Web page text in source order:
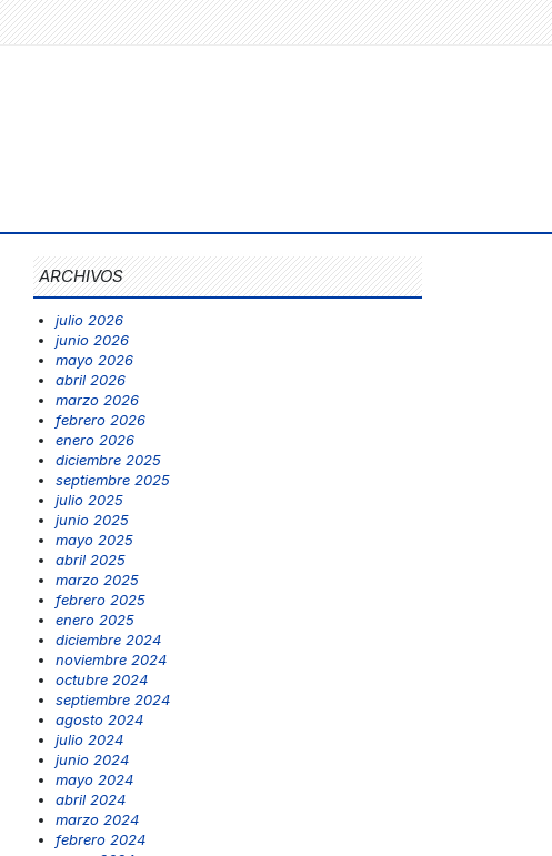
ARCHIVOS
julio 2026
junio 2026
mayo 2026
abril 2026
marzo 2026
febrero 2026
enero 2026
diciembre 2025
septiembre 2025
julio 2025
junio 2025
mayo 2025
abril 2025
marzo 2025
febrero 2025
enero 2025
diciembre 2024
noviembre 2024
octubre 2024
septiembre 2024
agosto 2024
julio 2024
junio 2024
mayo 2024
abril 2024
marzo 2024
febrero 2024